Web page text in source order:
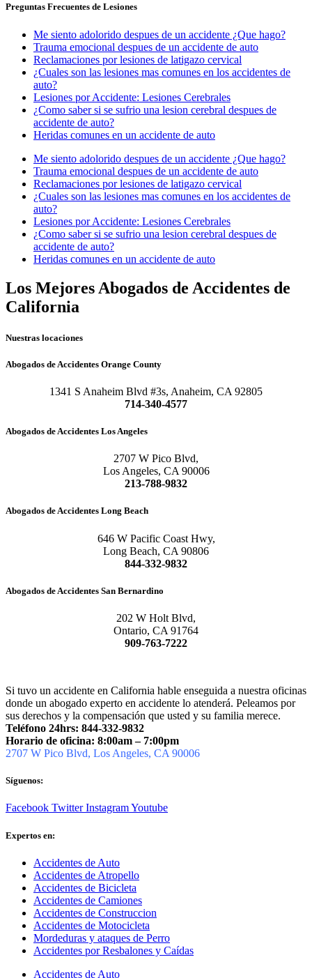
Preguntas Frecuentes de Lesiones
Me siento adolorido despues de un accidente ¿Que hago?
Trauma emocional despues de un accidente de auto
Reclamaciones por lesiones de latigazo cervical
¿Cuales son las lesiones mas comunes en los accidentes de
auto?
Lesiones por Accidente: Lesiones Cerebrales
¿Como saber si se sufrio una lesion cerebral despues de
accidente de auto?
Heridas comunes en un accidente de auto
Me siento adolorido despues de un accidente ¿Que hago?
Trauma emocional despues de un accidente de auto
Reclamaciones por lesiones de latigazo cervical
¿Cuales son las lesiones mas comunes en los accidentes de
auto?
Lesiones por Accidente: Lesiones Cerebrales
¿Como saber si se sufrio una lesion cerebral despues de
accidente de auto?
Heridas comunes en un accidente de auto
Los Mejores Abogados de Accidentes de
California
Nuestras locaciones
Abogados de Accidentes Orange County
1341 S Anaheim Blvd #3s, Anaheim, CA 92805
714-340-4577
Abogados de Accidentes Los Angeles
2707 W Pico Blvd,
Los Angeles, CA 90006
213-788-9832
Abogados de Accidentes Long Beach
646 W Pacific Coast Hwy,
Long Beach, CA 90806
844-332-9832
Abogados de Accidentes San Bernardino
202 W Holt Blvd,
Ontario, CA 91764
909-763-7222
Si tuvo un accidente en California hable enseguida a nuestra oficinas
donde un abogado experto en accidente lo atenderá. Peleamos por
sus derechos y la compensación que usted y su familia merece.
Teléfono 24hrs: 844-332-9832
Horario de oficina: 8:00am – 7:00pm
2707 W Pico Blvd, Los Angeles, CA 90006
Síguenos:
Facebook Twitter InstagramYoutube
Expertos en:
Accidentes de Auto
Accidentes de Atropello
Accidentes de Bicicleta
Accidentes de Camiones
Accidentes de Construccion
Accidentes de Motocicleta
Mordeduras y ataques de Perro
Accidentes por Resbalones y Caídas
Accidentes de Auto